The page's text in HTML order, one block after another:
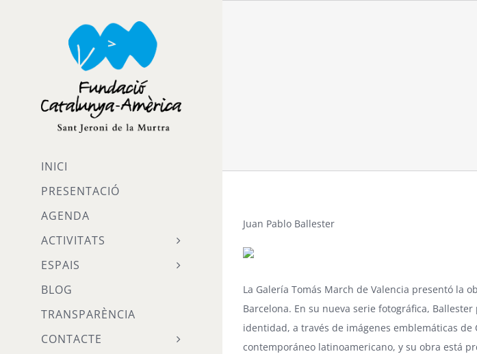
INICI
PRESENTACIÓ
AGENDA
ACTIVITATS
ESPAIS
BLOG
TRANSPARÈNCIA
CONTACTE
Juan Pablo Ballester
La Galería Tomás March de Valencia presentó la
Barcelona. En su nueva serie fotográfica,
identidad, a través de imágenes emblemáticas de
contemporáneo latinoamericano, y su obra está